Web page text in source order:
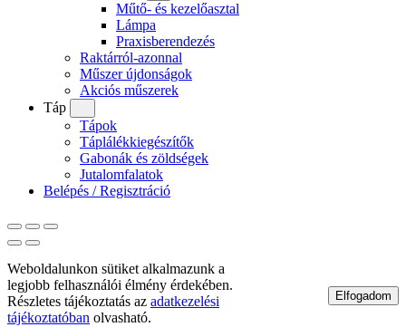
Műtő- és kezelőasztal
Lámpa
Praxisberendezés
Raktárról-azonnal
Műszer újdonságok
Akciós műszerek
Táp
Tápok
Táplálékkiegészítők
Gabonák és zöldségek
Jutalomfalatok
Belépés / Regisztráció
Weboldalunkon sütiket alkalmazunk a
legjobb felhasználói élmény érdekében.
Részletes tájékoztatás az adatkezelési
tájékoztatóban olvasható.
Elfogadom